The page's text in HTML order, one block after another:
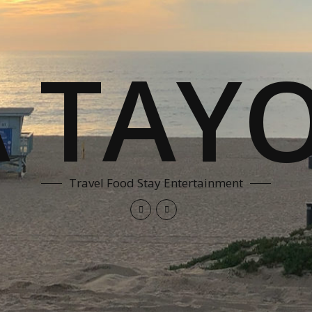
Travel Food Stay Entertainment